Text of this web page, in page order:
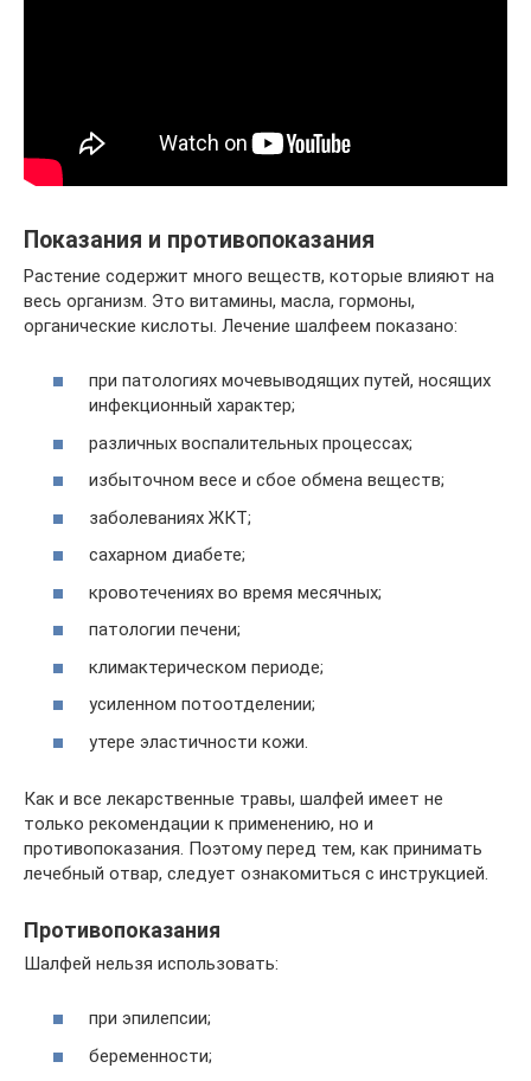
Показания и противопоказания
Растение содержит много веществ, которые влияют на
весь организм. Это витамины, масла, гормоны,
органические кислоты. Лечение шалфеем показано:
при патологиях мочевыводящих путей, носящих
инфекционный характер;
различных воспалительных процессах;
избыточном весе и сбое обмена веществ;
заболеваниях ЖКТ;
сахарном диабете;
кровотечениях во время месячных;
патологии печени;
климактерическом периоде;
усиленном потоотделении;
утере эластичности кожи.
Как и все лекарственные травы, шалфей имеет не
только рекомендации к применению, но и
противопоказания. Поэтому перед тем, как принимать
лечебный отвар, следует ознакомиться с инструкцией.
Противопоказания
Шалфей нельзя использовать:
при эпилепсии;
беременности;